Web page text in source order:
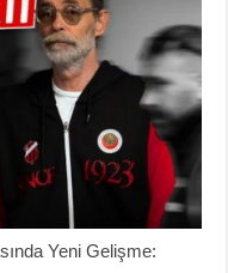
Yeni Gelişme: